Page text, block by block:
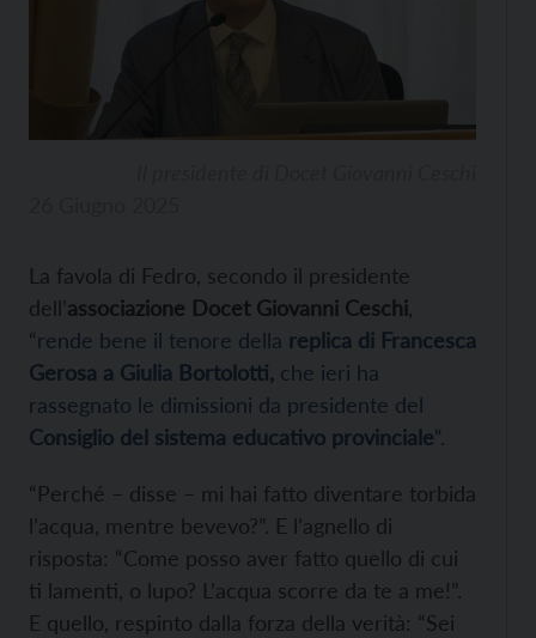
La favola di Fedro, secondo il presidente
dell’associazione Docet Giovanni Ceschi
“rende bene il tenore della replica di Francesca
Gerosa a Giulia Bortolotti, che ieri ha
rassegnato le dimissioni da presidente del
Consiglio del sistema educativo provinciale“.
“Perché – disse – mi hai fatto diventare torbida
l’acqua, mentre bevevo?”. E l’agnello di
risposta: “Come posso aver fatto quello di cui
ti lamenti, o lupo? L’acqua scorre da te a me!”.
E quello, respinto dalla forza della verità: “Sei